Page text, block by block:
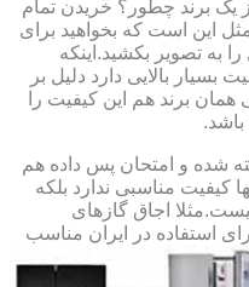
یک برند چطور؟ خریدن تمام
مثل این است که بخواهید برای
به تصویر بکشید.اینکه
بالایی دارد دلیل بر
برند هم این کیفیت را
شده و امتحان پس داده هم
کیفیت مناسبی ندارد بلکه
اجاق گازهای
استفاده در ایران مناسب